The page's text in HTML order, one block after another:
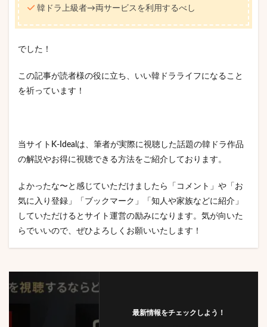
韓ドラ上級者→両サービスを利用するべし
でした！
この記事が読者様の役に立ち、いい韓ドラライフになること
を祈っています！
当サイトK-Idealは、筆者が実際に視聴した話題の韓ドラ作品
の解説やお得に視聴できる方法をご紹介しております。
よかったな〜と感じていただけましたら「コメント」や「お
気に入り登録」「ブックマーク」「知人や家族などに紹介」
していただけるとサイト運営の励みになります。気が向いた
らでいいので、ぜひよろしくお願いいたします！
最新情報をチェックしよう！